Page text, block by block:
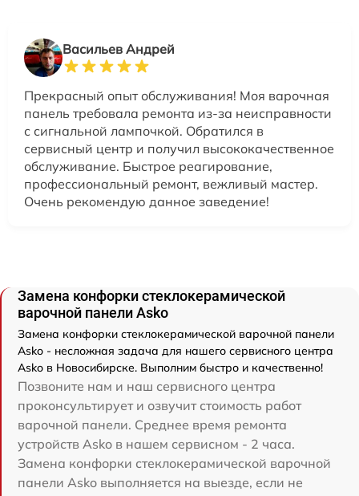
Васильев Андрей
Прекрасный опыт обслуживания! Моя варочная
панель требовала ремонта из-за неисправности
с сигнальной лампочкой. Обратился в
сервисный центр и получил высококачественное
обслуживание. Быстрое реагирование,
профессиональный ремонт, вежливый мастер.
Очень рекомендую данное заведение!
Замена конфорки стеклокерамической
варочной панели Asko
Замена конфорки стеклокерамической варочной панели
Asko - несложная задача для нашего сервисного центра
Asko в Новосибирске. Выполним быстро и качественно!
Позвоните нам и наш сервисного центра
проконсультирует и озвучит стоимость работ
варочной панели. Среднее время ремонта
устройств Asko в нашем сервисном - 2 часа.
Замена конфорки стеклокерамической варочной
панели Asko выполняется на выезде, если не